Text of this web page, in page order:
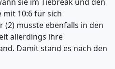
mit 10:6 für sich
(2) musste ebenfalls in den
allerdings ihre
Damit stand es nach den